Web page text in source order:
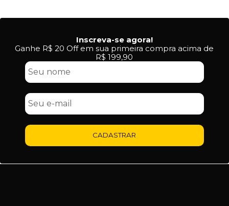
Inscreva-se agora!
Ganhe R$ 20 Off em sua primeira compra acima de
R$ 199,90
CADASTRAR